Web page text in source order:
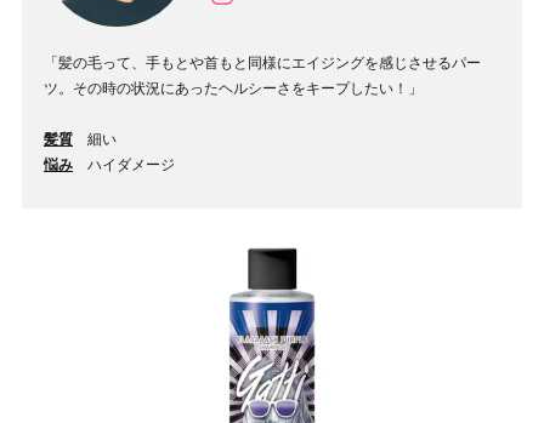
「髪の毛って、手もとや首もと同様にエイジングを感じさせるパー
ツ。その時の状況にあったヘルシーさをキープしたい！」
髪質 細い
悩み ハイダメージ